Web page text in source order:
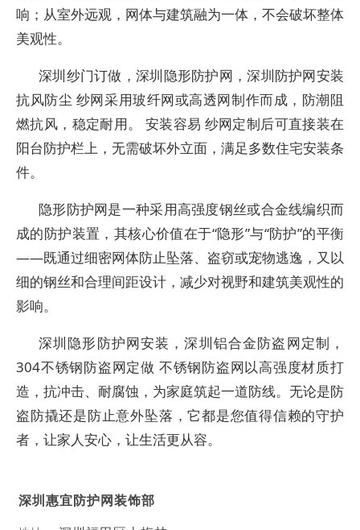
响；从室外远观，网体与建筑融为一体，不会破坏整体
美观性。
深圳纱门订做，深圳隐形防护网，深圳防护网安装
抗风防尘 纱网采用玻纤网或高透网制作而成，防潮阻
燃抗风，稳定耐用。 安装容易 纱网定制后可直接装在
阳台防护栏上，无需破坏外立面，满足多数住宅安装条
件。
隐形防护网是一种采用高强度钢丝或合金线编织而
成的防护装置，其核心价值在于“隐形”与“防护”的平衡
——既通过细密网体防止坠落、盗窃或宠物逃逸，又以
细的钢丝和合理间距设计，减少对视野和建筑美观性的
影响。
深圳隐形防护网安装，深圳铝合金防盗网定制，
304不锈钢防盗网定做 不锈钢防盗网以高强度材质打
造，抗冲击、耐腐蚀，为家庭筑起一道防线。无论是防
盗防撬还是防止意外坠落，它都是您值得信赖的守护
者，让家人安心，让生活更从容。
深圳惠宜防护网装饰部